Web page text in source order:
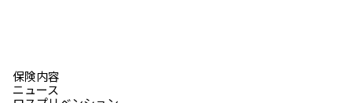
保険内容
ニュース